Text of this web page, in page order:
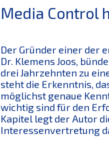
Media Control
Der Gründer einer der
Dr. Klemens Joos,
drei Jahrzehnten zu
steht die Erkenntnis,
möglichst genaue
wichtig sind für den
Kapitel legt der Autor
Interessenvertretung